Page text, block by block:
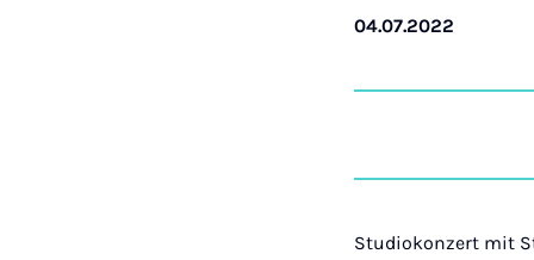
04.07.2022
Studiokonzert mit